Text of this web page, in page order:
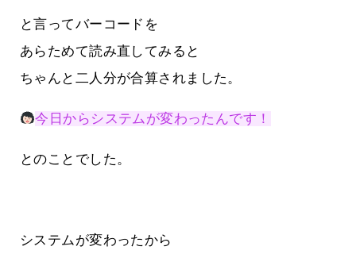
と言ってバーコードを
あらためて読み直してみると
ちゃんと二人分が合算されました。
今日からシステムが変わったんです！
とのことでした。
システムが変わったから